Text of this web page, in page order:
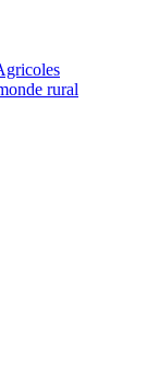
rural